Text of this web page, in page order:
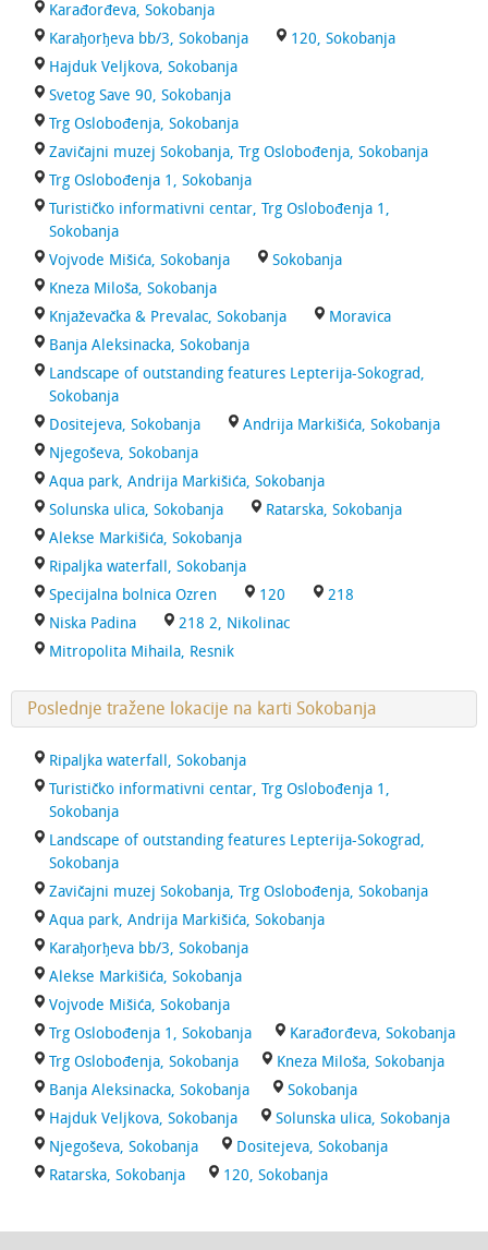
Karađorđeva, Sokobanja
Karaђorђeva bb/3, Sokobanja
120, Sokobanja
Hajduk Veljkova, Sokobanja
Svetog Save 90, Sokobanja
Trg Oslobođenja, Sokobanja
Zavičajni muzej Sokobanja, Trg Oslobođenja, Sokobanja
Trg Oslobođenja 1, Sokobanja
Turističko informativni centar, Trg Oslobođenja 1,
Sokobanja
Vojvode Mišića, Sokobanja
Sokobanja
Kneza Miloša, Sokobanja
Knjaževačka & Prevalac, Sokobanja
Moravica
Banja Aleksinacka, Sokobanja
Landscape of outstanding features Lepterija-Sokograd,
Sokobanja
Dositejeva, Sokobanja
Andrija Markišića, Sokobanja
Njegoševa, Sokobanja
Aqua park, Andrija Markišića, Sokobanja
Solunska ulica, Sokobanja
Ratarska, Sokobanja
Alekse Markišića, Sokobanja
Ripaljka waterfall, Sokobanja
Specijalna bolnica Ozren
120
218
Niska Padina
218 2, Nikolinac
Mitropolita Mihaila, Resnik
Poslednje tražene lokacije na karti Sokobanja
Ripaljka waterfall, Sokobanja
Turističko informativni centar, Trg Oslobođenja 1,
Sokobanja
Landscape of outstanding features Lepterija-Sokograd,
Sokobanja
Zavičajni muzej Sokobanja, Trg Oslobođenja, Sokobanja
Aqua park, Andrija Markišića, Sokobanja
Karaђorђeva bb/3, Sokobanja
Alekse Markišića, Sokobanja
Vojvode Mišića, Sokobanja
Trg Oslobođenja 1, Sokobanja
Karađorđeva, Sokobanja
Trg Oslobođenja, Sokobanja
Kneza Miloša, Sokobanja
Banja Aleksinacka, Sokobanja
Sokobanja
Hajduk Veljkova, Sokobanja
Solunska ulica, Sokobanja
Njegoševa, Sokobanja
Dositejeva, Sokobanja
Ratarska, Sokobanja
120, Sokobanja